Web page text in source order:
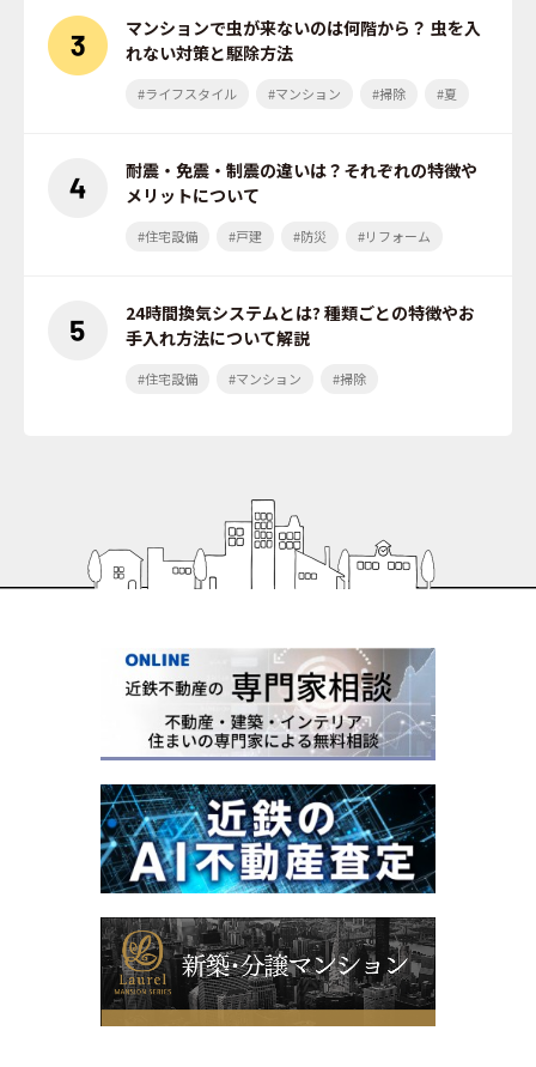
マンションで虫が来ないのは何階から？ 虫を入
れない対策と駆除方法
#ライフスタイル #マンション #掃除 #夏
耐震・免震・制震の違いは？それぞれの特徴や
メリットについて
#住宅設備 #戸建 #防災 #リフォーム
24時間換気システムとは? 種類ごとの特徴やお
手入れ方法について解説
#住宅設備 #マンション #掃除